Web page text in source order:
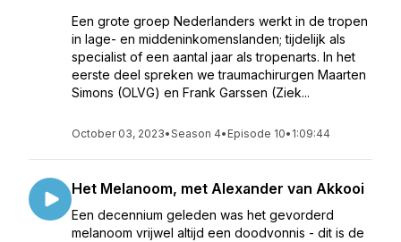
Een grote groep Nederlanders werkt in de tropen
in lage- en middeninkomenslanden; tijdelijk als
specialist of een aantal jaar als tropenarts. In het
eerste deel spreken we traumachirurgen Maarten
Simons (OLVG) en Frank Garssen (Ziek...
October 03, 2023•Season 4• Episode 10• 1:09:44
Het Melanoom, met Alexander van Akkooi
Een decennium geleden was het gevorderd
melanoom vrijwel altijd een doodvonnis - dit is de